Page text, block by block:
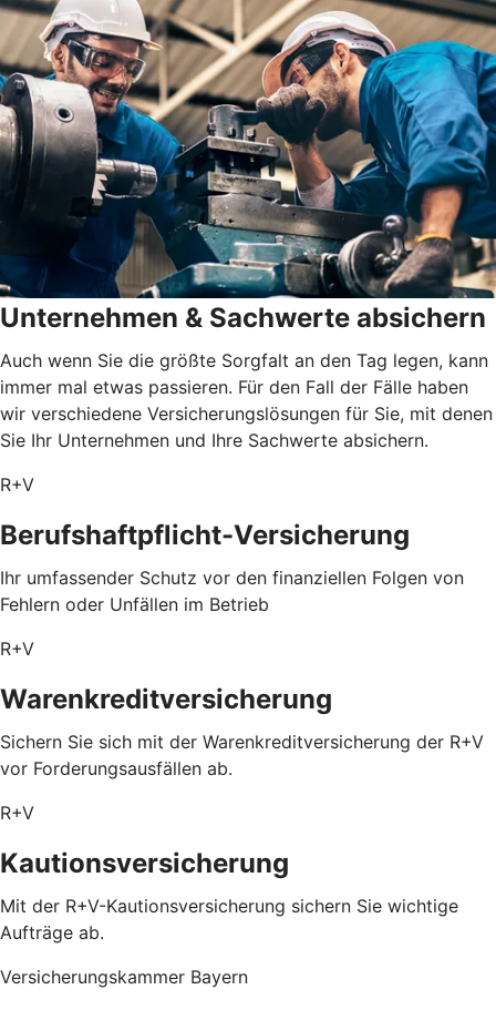
Unternehmen & Sachwerte absichern
Auch wenn Sie die größte Sorgfalt an den Tag legen, kann
immer mal etwas passieren. Für den Fall der Fälle haben
wir verschiedene Versicherungslösungen für Sie, mit denen
Sie Ihr Unternehmen und Ihre Sachwerte absichern.
R+V
Berufshaftpflicht-Versicherung
Ihr umfassender Schutz vor den finanziellen Folgen von
Fehlern oder Unfällen im Betrieb
R+V
Warenkreditversicherung
Sichern Sie sich mit der Warenkreditversicherung der R+V
vor Forderungsausfällen ab.
R+V
Kautionsversicherung
Mit der R+V-Kautionsversicherung sichern Sie wichtige
Aufträge ab.
Versicherungskammer Bayern